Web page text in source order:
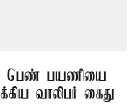
பெண் பயணியை
வாலிபர் கைது